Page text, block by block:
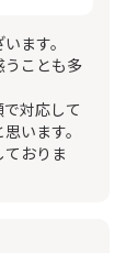
ます。
うことも多
対応して
います。
おりま